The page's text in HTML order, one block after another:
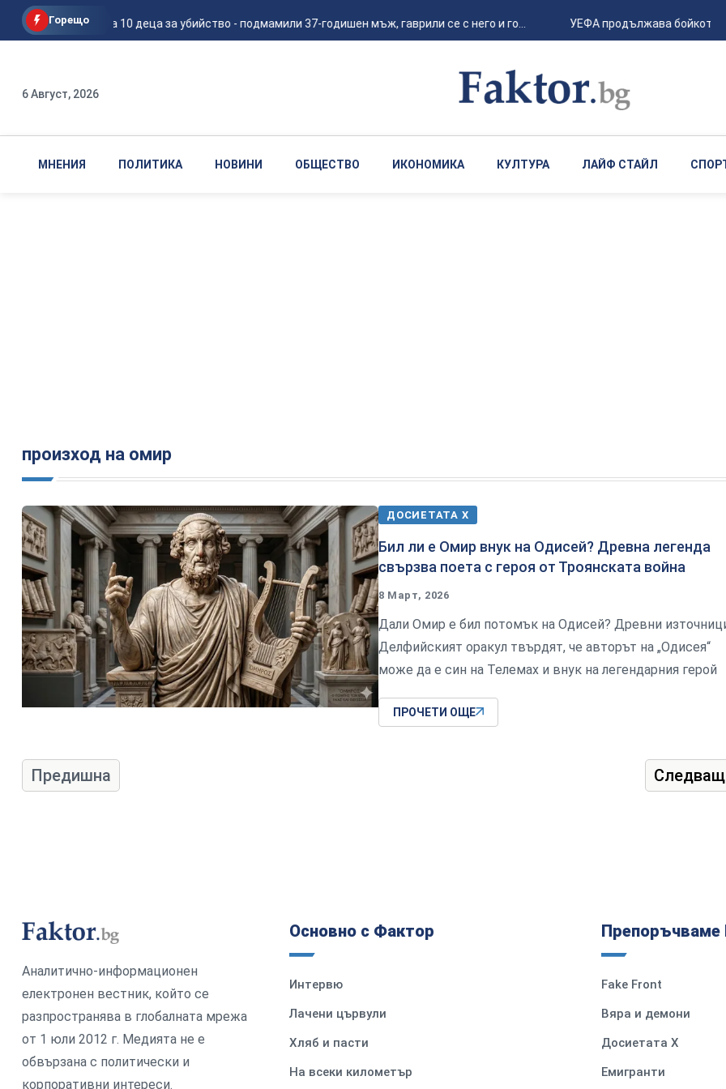
Горещо
Задържаха 10 деца за убийство - подмамили 37-годишен мъж, гаврили се с него и го... УЕФА продължава бойкота
6 Август, 2026
МНЕНИЯ ПОЛИТИКА НОВИНИ ОБЩЕСТВО ИКОНОМИКА КУЛТУРА ЛАЙФ СТАЙЛ
произход на омир
ДОСИЕТАТА Х
Бил ли е Омир внук на Одисей? Древна легенда
свързва поета с героя от Троянската война
8 Март, 2026
Дали Омир е бил потомък на Одисей? Древни
Делфийският оракул твърдят, че авторът на „Одисея“
може да е син на Телемах и внук на легендарния герой
ПРОЧЕТИ ОЩЕ
Предишна
Аналитично-информационен
електронен вестник, който се
разпространява в глобалната мрежа
от 1 юли 2012 г. Медията не е
обвързана с политически и
корпоративни интереси.
Основно с Фактор
Интервю
Лачени цървули
Хляб и пасти
На всеки километър
Препоръчваме
Fake Front
Вяра и демони
Досиетата Х
Емигранти